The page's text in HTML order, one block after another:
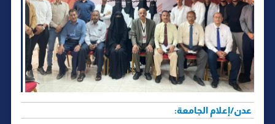
عدن/إعلام الجامعة: